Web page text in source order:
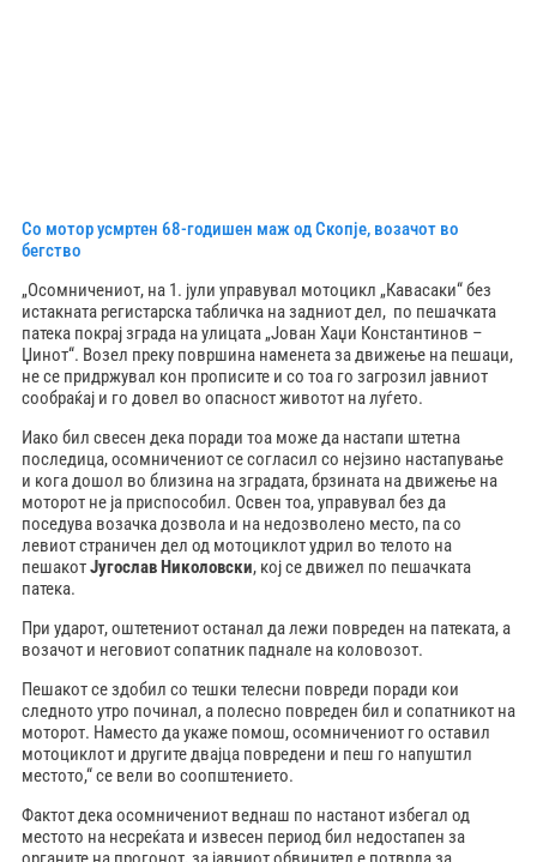
Со мотор усмртен 68-годишен маж од Скопје, возачот во
бегство
„Осомничениот, на 1. јули управувал мотоцикл „Кавасаки“ без
истакната регистарска табличка на задниот дел, по пешачката
патека покрај зграда на улицата „Јован Хаџи Константинов –
Џинот“. Возел преку површина наменета за движење на пешаци,
не се придржувал кон прописите и со тоа го загрозил јавниот
сообраќај и го довел во опасност животот на луѓето.
Иако бил свесен дека поради тоа може да настапи штетна
последица, осомничениот се согласил со нејзино настапување
и кога дошол во близина на зградата, брзината на движење на
моторот не ја приспособил. Освен тоа, управувал без да
поседува возачка дозвола и на недозволено место, па со
левиот страничен дел од мотоциклот удрил во телото на
пешакотЈугослав Николовски, кој се движел по пешачката
патека.
При ударот, оштетениот останал да лежи повреден на патеката, а
возачот и неговиот сопатник паднале на коловозот.
Пешакот се здобил со тешки телесни повреди поради кои
следното утро починал, а полесно повреден бил и сопатникот на
моторот. Наместо да укаже помош, осомничениот го оставил
мотоциклот и другите двајца повредени и пеш го напуштил
местото,“ се вели во соопштението.
Фактот дека осомничениот веднаш по настанот избегал од
местото на несреќата и извесен период бил недостапен за